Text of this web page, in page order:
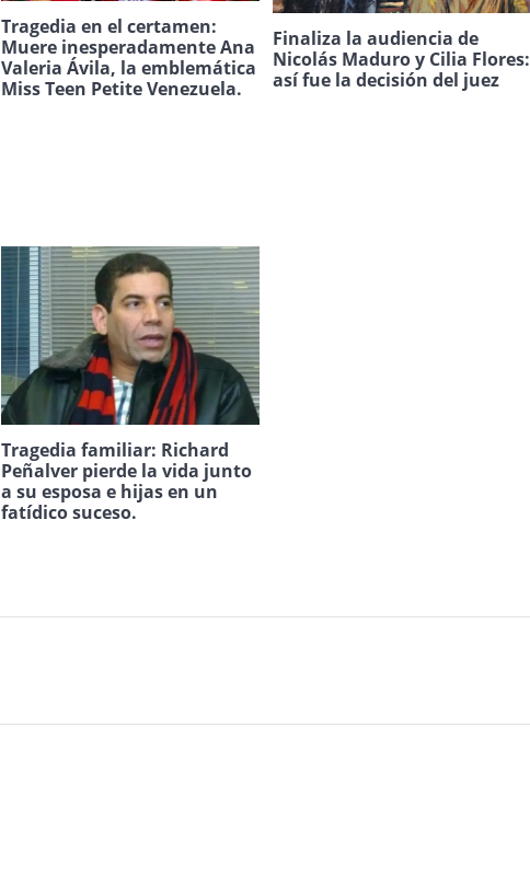
Tragedia en el certamen:
Muere inesperadamente Ana
Valeria Ávila, la emblemática
Miss Teen Petite Venezuela.
Finaliza la audiencia de
Nicolás Maduro y Cilia Flores:
así fue la decisión del juez
Tragedia familiar: Richard
Peñalver pierde la vida junto
a su esposa e hijas en un
fatídico suceso.